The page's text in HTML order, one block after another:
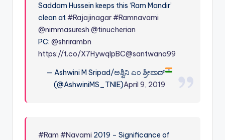
Saddam Hussein keeps this ‘Ram Mandir’
clean at#Rajajinagar#Ramnavami
@nimmasuresh @tinucherian
PC:@shrirambn
https://t.co/X7HywqlpBC@santwana99
— Ashwini M Sripad/ಅಶ್ವಿನಿ ಎಂ ಶ್ರೀಪಾದ್
(@AshwiniMS_TNIE)April 9, 2019
#Ram #Navami 2019 – Significance of